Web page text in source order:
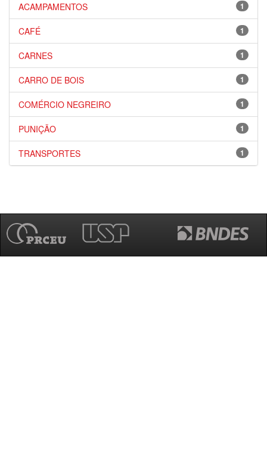
1
ACAMPAMENTOS
1
CAFÉ
1
CARNES
1
CARRO DE BOIS
1
COMÉRCIO NEGREIRO
1
PUNIÇÃO
1
TRANSPORTES